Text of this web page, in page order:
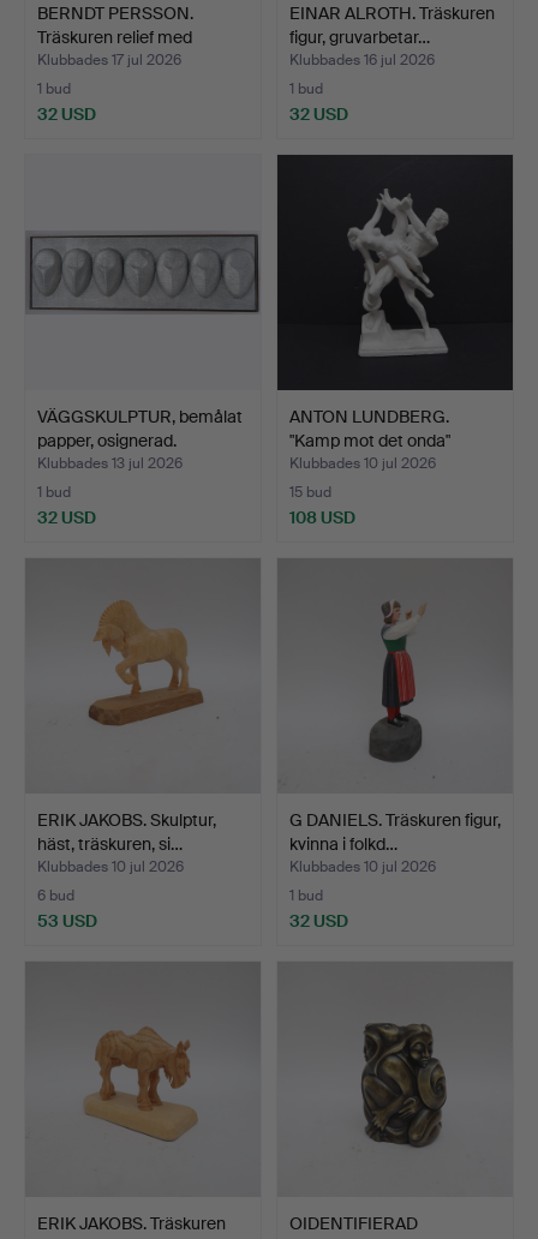
BERNDT PERSSON.
Träskuren relief med
pyrog…
Klubbades 17 jul 2026
1 bud
32 USD
EINAR ALROTH. Träskuren
figur, gruvarbetar…
Klubbades 16 jul 2026
1 bud
32 USD
VÄGGSKULPTUR, bemålat
papper, osignerad.
Klubbades 13 jul 2026
1 bud
32 USD
ANTON LUNDBERG.
"Kamp mot det onda"
bemåla…
Klubbades 10 jul 2026
15 bud
108 USD
ERIK JAKOBS. Skulptur,
häst, träskuren, si…
Klubbades 10 jul 2026
6 bud
53 USD
G DANIELS. Träskuren figur,
kvinna i folkd…
Klubbades 10 jul 2026
1 bud
32 USD
ERIK JAKOBS. Träskuren
OIDENTIFIERAD